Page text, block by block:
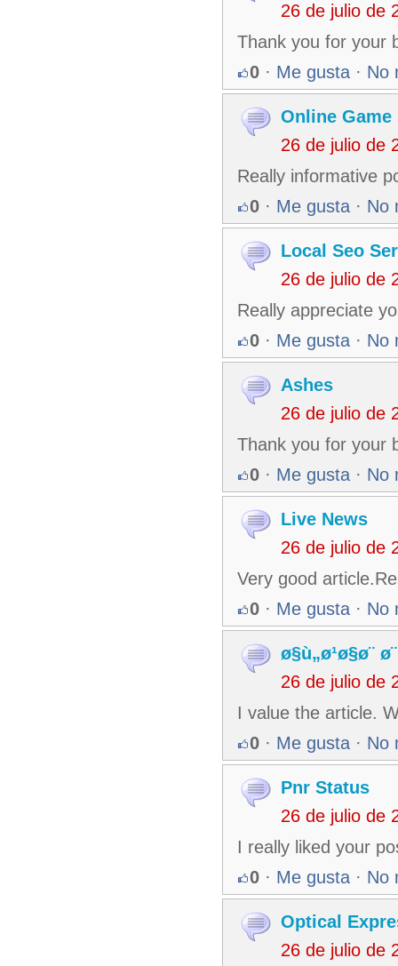
26 de julio de
Thank you for your
0 · Me gusta · No
Online Game
26 de julio de
Really informative
0 · Me gusta · No
Local Seo
26 de julio de
Really appreciate
0 · Me gusta · No
Ashes
26 de julio de
Thank you for your
0 · Me gusta · No
Live News
26 de julio de
Very good
0 · Me gusta · No
ø§ù„ø¹ø§ø¨
26 de julio de
I value the article.
0 · Me gusta · No
Pnr Status
26 de julio de
I really liked your
0 · Me gusta · No
Optical
26 de julio de